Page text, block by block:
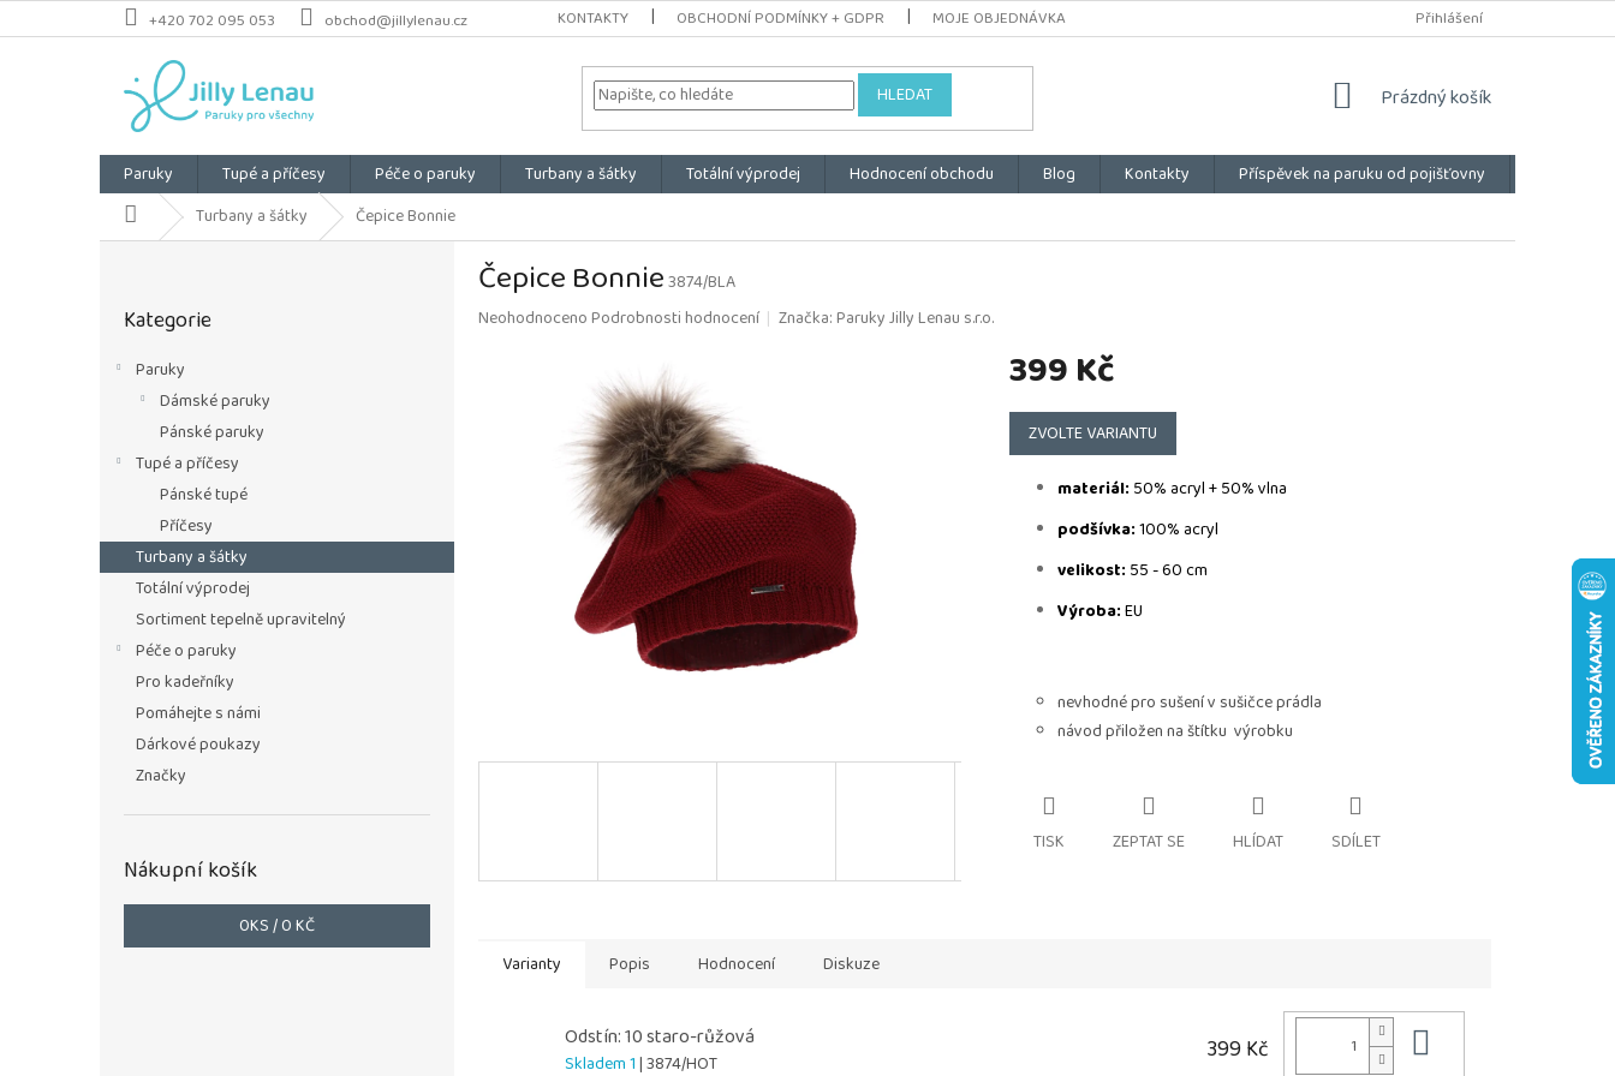
Přejít
na
+420 702 095 053 obchod@jillylenau.cz KONTAKTY OBCHODNÍ PODMÍNKY + GDPR MOJE OBJEDNÁVKA Přihlášení
HLEDAT
NÁKUPNÍ
Prázdný košík
Paruky Tupé a příčesy Péče o paruky Turbany a šátky Totální výprodej Hodnocení obchodu Blog Kontakty Příspěvek na paruku od pojišťovny
Domů Turbany a šátky Čepice Bonnie
P
n
e
kategorie
Kategorie
Paruky
Dámské paruky
Pánské paruky
Tupé a příčesy
Pánské tupé
Příčesy
Turbany a šátky
Totální výprodej
Sortiment tepelně upravitelný
Péče o paruky
Pro kadeřníky
Pomáhejte s námi
Dárkové poukazy
Značky
Nákupní košík
0KS /0 KČ
Čepice Bonnie3874/BLA
Průměrné
NeohodnocenoPodrobnosti hodnocení Značka:Paruky Jilly Lenau s.r.o.
399 Kč
Měrná
cena:
ZVOLTE VARIANTU
materiál: 50% acryl + 50% vlna
podšívka:100% acryl
velikost: 55 - 60 cm
Výroba:EU
nevhodné pro sušení v sušičce prádla
návod přiložen na štítku výrobku
TISK ZEPTAT SE HLÍDAT SDÍLET
Varianty Popis Hodnocení Diskuze
Odstín: 10 staro-růžová
Skladem 1| 3874/HOT 399 Kč